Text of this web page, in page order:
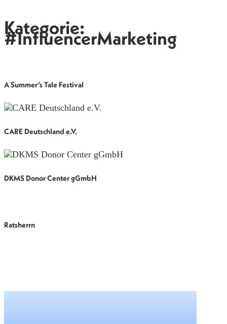
Kategorie:
#InfluencerMarketing
A Summer’s Tale Festival
CARE Deutschland e.V.
DKMS Donor Center gGmbH
Ratsherrn